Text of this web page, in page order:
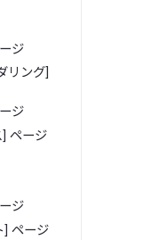
ジ
リング]
ジ
] ページ
ジ
] ページ